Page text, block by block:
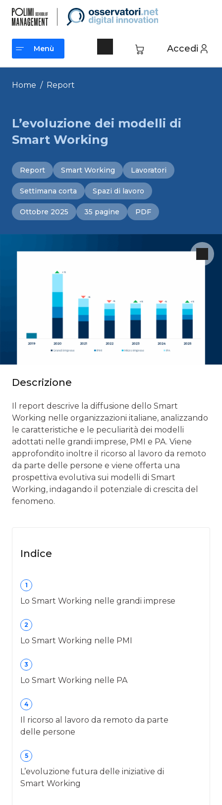
contenuto
Accedi
Menù
Menù
Home / Report
L’evoluzione dei modelli di
Smart Working
Report Smart Working Lavoratori
Settimana corta Spazi di lavoro
Ottobre 2025 35 pagine PDF
Descrizione
Il report descrive la diffusione dello Smart
Working nelle organizzazioni italiane, analizzando
le caratteristiche e le peculiarità dei modelli
adottati nelle grandi imprese, PMI e PA. Viene
approfondito inoltre il ricorso al lavoro da remoto
da parte delle persone e viene offerta una
prospettiva evolutiva sui modelli di Smart
Working, indagando il potenziale di crescita del
fenomeno.
Indice
1
Lo Smart Working nelle grandi imprese
2
Lo Smart Working nelle PMI
3
Lo Smart Working nelle PA
4
Il ricorso al lavoro da remoto da parte
delle persone
5
L’evoluzione futura delle iniziative di
Smart Working